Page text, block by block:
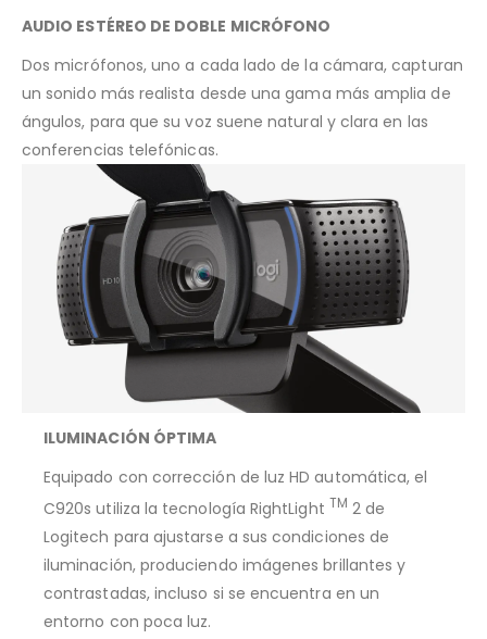
AUDIO ESTÉREO DE DOBLE MICRÓFONO
Dos micrófonos, uno a cada lado de la cámara, capturan
un sonido más realista desde una gama más amplia de
ángulos, para que su voz suene natural y clara en las
conferencias telefónicas.
ILUMINACIÓN ÓPTIMA
Equipado con corrección de luz HD automática, el
C920s utiliza la tecnología RightLight TM 2 de
Logitech para ajustarse a sus condiciones de
iluminación, produciendo imágenes brillantes y
contrastadas, incluso si se encuentra en un
entorno con poca luz.